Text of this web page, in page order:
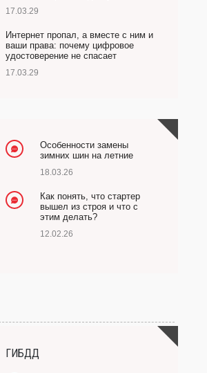
17.03.29
Интернет пропал, а вместе с ним и
ваши права: почему цифровое
удостоверение не спасает
17.03.29
Особенности замены
зимних шин на летние
18.03.26
Как понять, что стартер
вышел из строя и что с
этим делать?
12.02.26
ГИБДД